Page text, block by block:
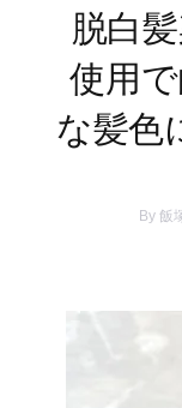
脱白
使用
な髪色
By 飯